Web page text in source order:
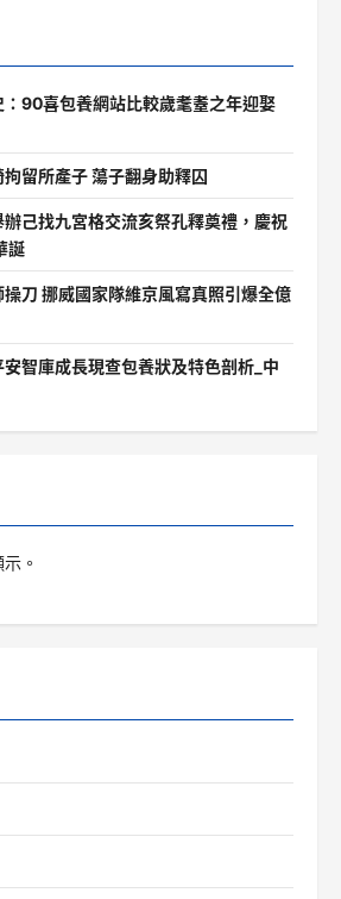
90喜包養網站比較歲耄耋之年迎娶
留所產子 蕩子翻身助釋囚
己找九宮格交流亥祭孔釋奠禮，慶祝
誕
刀 挪威國家隊維京風寫真照引爆全億
智庫成長現查包養狀及特色剖析_中
。